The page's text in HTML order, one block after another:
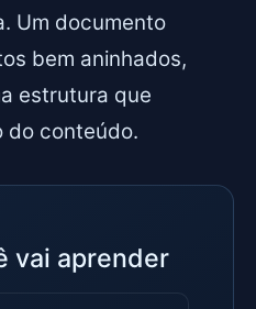
Um documento
bem aninhados,
estrutura que
do conteúdo.
vai aprender